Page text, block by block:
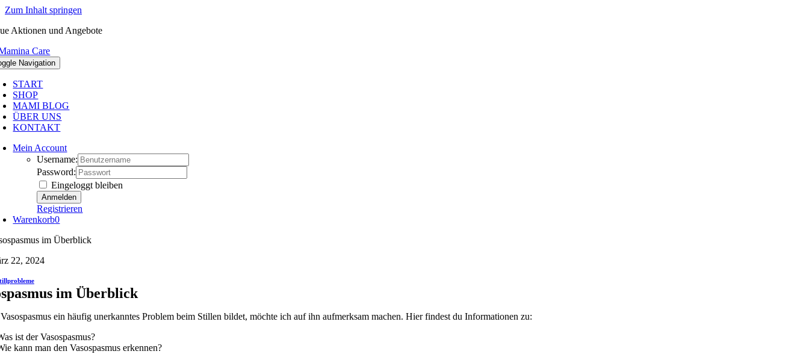
Zum Inhalt springen
Aktionen und Angebote
Navigation
START
SHOP
MAMI BLOG
ÜBER UNS
KONTAKT
Mein Account
Username:
Password:
Eingeloggt bleiben
Registrieren
Warenkorb0
im Überblick
22, 2024
im Überblick
ein häufig unerkanntes Problem beim Stillen bildet, möchte ich auf ihn aufmerksam machen. Hier findest du Informationen zu:
ist der Vasospasmus?
kann man den Vasospasmus erkennen?